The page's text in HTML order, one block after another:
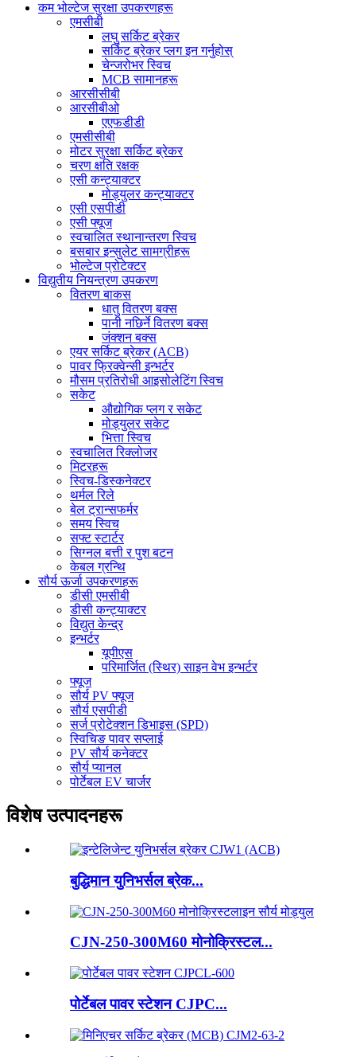
कम भोल्टेज सुरक्षा उपकरणहरू
एमसीबी
लघु सर्किट ब्रेकर
सर्किट ब्रेकर प्लग इन गर्नुहोस्
चेन्जरोभर स्विच
MCB सामानहरू
आरसीसीबी
आरसीबीओ
एएफडीडी
एमसीसीबी
मोटर सुरक्षा सर्किट ब्रेकर
चरण क्षति रक्षक
एसी कन्ट्याक्टर
मोड्युलर कन्ट्याक्टर
एसी एसपीडी
एसी फ्यूज
स्वचालित स्थानान्तरण स्विच
बसबार इन्सुलेट सामग्रीहरू
भोल्टेज प्रोटेक्टर
विद्युतीय नियन्त्रण उपकरण
वितरण बाकस
धातु वितरण बक्स
पानी नछिर्ने वितरण बक्स
जंक्शन बक्स
एयर सर्किट ब्रेकर (ACB)
पावर फ्रिक्वेन्सी इन्भर्टर
मौसम प्रतिरोधी आइसोलेटिंग स्विच
सकेट
औद्योगिक प्लग र सकेट
मोड्युलर सकेट
भित्ता स्विच
स्वचालित रिक्लोजर
मिटरहरू
स्विच-डिस्कनेक्टर
थर्मल रिले
बेल ट्रान्सफर्मर
समय स्विच
सफ्ट स्टार्टर
सिग्नल बत्ती र पुश बटन
केबल ग्रन्थि
सौर्य ऊर्जा उपकरणहरू
डीसी एमसीबी
डीसी कन्ट्याक्टर
विद्युत केन्द्र
इन्भर्टर
यूपीएस
परिमार्जित (स्थिर) साइन वेभ इन्भर्टर
फ्यूज
सौर्य PV फ्यूज
सौर्य एसपीडी
सर्ज प्रोटेक्शन डिभाइस (SPD)
स्विचिङ पावर सप्लाई
PV सौर्य कनेक्टर
सौर्य प्यानल
पोर्टेबल EV चार्जर
विशेष उत्पादनहरू
बुद्धिमान युनिभर्सल ब्रेक...
CJN-250-300M60 मोनोक्रिस्टल...
पोर्टेबल पावर स्टेशन CJPC...